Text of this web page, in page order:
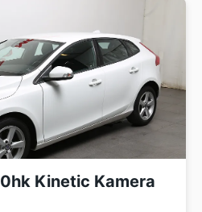
Kinetic Kamera